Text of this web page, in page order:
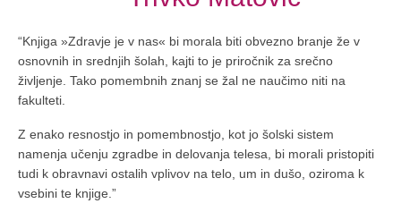
“Knjiga »Zdravje je v nas« bi morala biti obvezno branje že v
osnovnih in srednjih šolah, kajti to je priročnik za srečno
življenje. Tako pomembnih znanj se žal ne naučimo niti na
fakulteti.
Z enako resnostjo in pomembnostjo, kot jo šolski sistem
namenja učenju zgradbe in delovanja telesa, bi morali pristopiti
tudi k obravnavi ostalih vplivov na telo, um in dušo, oziroma k
vsebini te knjige.”